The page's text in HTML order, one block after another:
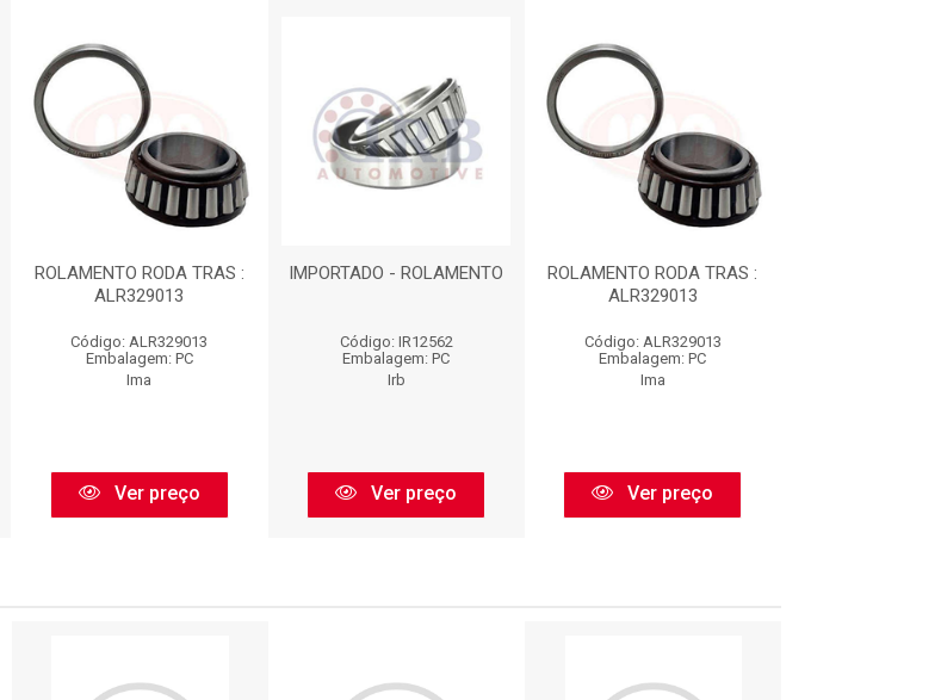
ROLAMENTO RODA TRAS :
ALR329013
Código: ALR329013
Embalagem: PC
Ima
Ver preço
IMPORTADO - ROLAMENTO
Código: IR12562
Embalagem: PC
Irb
Ver preço
ROLAMENTO RODA TRAS :
ALR329013
Código: ALR329013
Embalagem: PC
Ima
Ver preço